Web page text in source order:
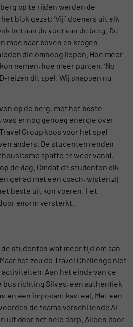
op te rijden werden de
blok gezet: ‘Vijf doeners uit elk
het aan de voet van de berg. De
mee naar boven en kregen
die omhoog liepen. Hoe meer
nemen, hoe meer punten. ‘No
reizen dit spel. Wij snappen nu
op de berg, met het beste
er nog genoeg energie over
Group koos voor het spel
anders. De studenten renden
spatte er weer vanaf,
de dag. Omdat de studenten elk
gehad met een coach, wisten zij
beste uit kon voeren. Het
enorm versterkt.
studenten wat meer tijd om aan
het zou de Travel Challenge niet
Aan het einde van de
bus richting Silves, een authentiek
en een imposant kasteel. Met een
de teams verschillende AI-
uit door het hele dorp. Alleen door